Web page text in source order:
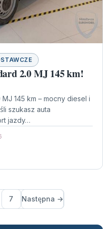
2.0 MJ 145 km!
145 km – mocny diesel i
szukasz auta
jazdy…
7 Następna →